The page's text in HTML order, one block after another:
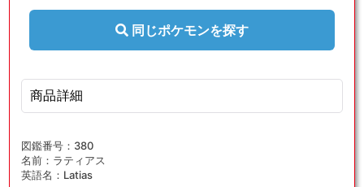
同じポケモンを探す
商品詳細
図鑑番号：380
名前：ラティアス
英語名：Latias